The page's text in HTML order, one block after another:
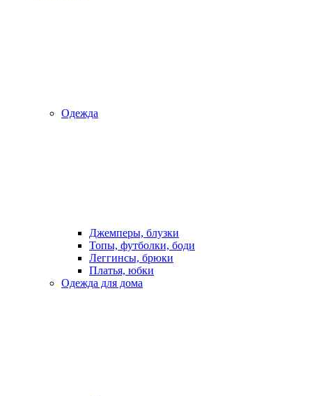
Одежда
Джемперы, блузки
Топы, футболки, боди
Леггинсы, брюки
Платья, юбки
Одежда для дома